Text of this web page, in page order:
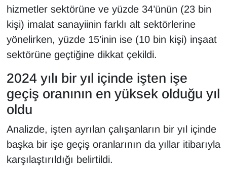
hizmetler sektörüne ve yüzde 34’ünün (23 bin
kişi) imalat sanayiinin farklı alt sektörlerine
yönelirken, yüzde 15’inin ise (10 bin kişi) inşaat
sektörüne geçtiğine dikkat çekildi.
2024 yılı bir yıl içinde işten işe
geçiş oranının en yüksek olduğu yıl
oldu
Analizde, işten ayrılan çalışanların bir yıl içinde
başka bir işe geçiş oranlarının da yıllar itibarıyla
karşılaştırıldığı belirtildi.